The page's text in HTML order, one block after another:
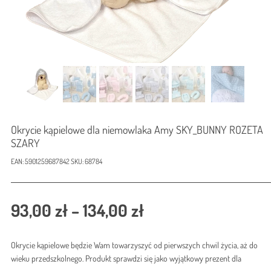
Okrycie kąpielowe dla niemowlaka Amy SKY_BUNNY ROZETA
SZARY
EAN:5901259687842SKU:68784
93,00zł–134,00złZakres
od
Okrycie kąpielowe będzie Wam towarzyszyć od pierwszych chwil życia, aż do
wieku przedszkolnego. Produkt sprawdzi się jako wyjątkowy prezent dla